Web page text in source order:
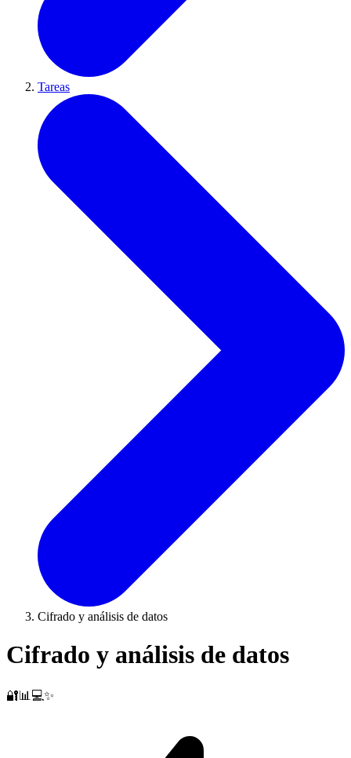
Tareas
Cifrado y análisis de datos
Cifrado y análisis de datos
🔐📊💻✨